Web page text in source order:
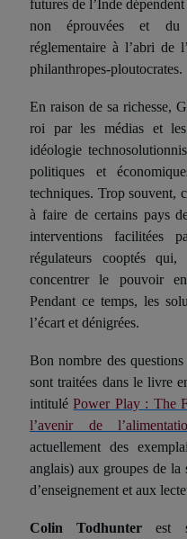
futures de l’Inde
non éprouvées et du
réglementaire à l’abri de
philanthropes-ploutocrates.
En raison de sa richesse,
roi par les médias et
idéologie
politiques et
techniques. Trop souvent,
à faire de certains pays
interventions facilitées
régulateurs cooptés
concentrer le pouvoir
Pendant ce temps, les
l’écart et dénigrées.
Bon nombre des questions
sont traitées dans le livre
intituléPower Play : The
l’avenir de
actuellement des
anglais) aux groupes de la
d’enseignement et aux
Colin Todhunterest